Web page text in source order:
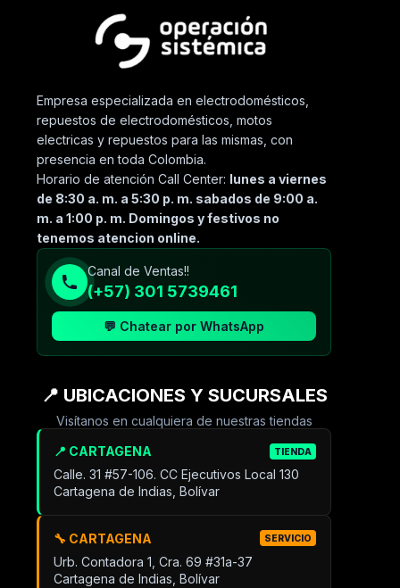
Empresa especializada en electrodomésticos,
repuestos de electrodomésticos, motos
electricas y repuestos para las mismas, con
presencia en toda Colombia.
Horario de atención Call Center: lunes a viernes
de 8:30 a. m. a 5:30 p. m. sabados de 9:00 a.
m. a 1:00 p. m. Domingos y festivos no
tenemos atencion online.
Canal de Ventas!!
(+57) 301 5739461
💬 Chatear por WhatsApp
📍 UBICACIONES Y SUCURSALES
Visítanos en cualquiera de nuestras tiendas
📍 CARTAGENA TIENDA
Calle. 31 #57-106. CC Ejecutivos Local 130
Cartagena de Indias, Bolívar
🔧 CARTAGENA SERVICIO
Urb. Contadora 1, Cra. 69 #31a-37
Cartagena de Indias, Bolívar